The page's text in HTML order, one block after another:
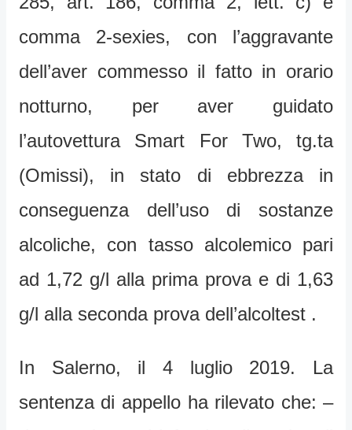
comma 2-sexies, con l’aggravante
dell’aver commesso il fatto in orario
notturno, per aver guidato
l’autovettura Smart For Two, tg.ta
(Omissi), in stato di ebbrezza in
conseguenza dell’uso di sostanze
alcoliche, con tasso alcolemico pari
ad 1,72 g/l alla prima prova e di 1,63
g/l alla seconda prova dell’alcoltest .
In Salerno, il 4 luglio 2019. La
sentenza di appello ha rilevato che: –